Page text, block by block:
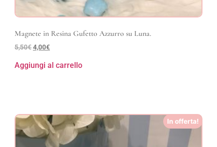
Magnete in Resina Gufetto Azzurro su Luna.
5,50€4,00€
Aggiungi al carrello
In offerta!